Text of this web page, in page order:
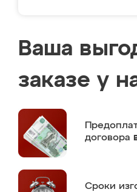
Ваша
заказе у
договора
Сроки